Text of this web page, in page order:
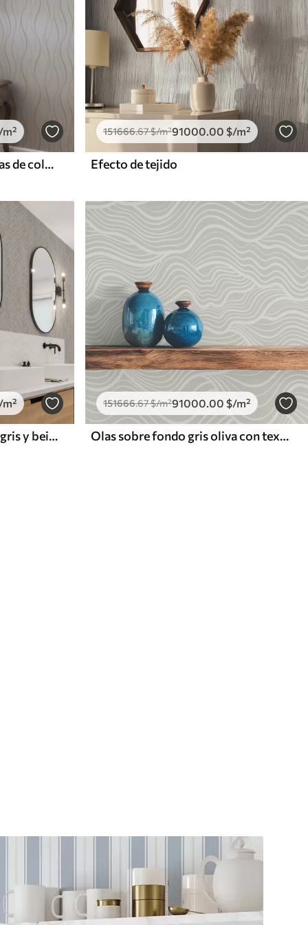
Líneas abstractas onduladas de color beige sobre fondo blanco
151666.67$/m²91000.00 $/m²
Efecto de tejido
Motivo retro sobre fondo gris y beige
151666.67$/m²91000.00 $/m²
Olas sobre fondo gris oliva con textura de tela